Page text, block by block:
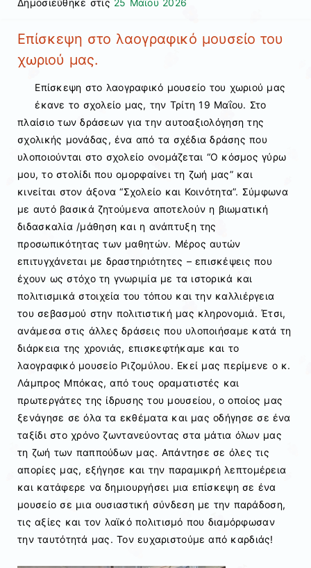
Επίσκεψη στο λαογραφικό μουσείο του
χωριού μας.
Επίσκεψη στο λαογραφικό μουσείο του χωριού μας
έκανε το σχολείο μας, την Τρίτη 19 Μαΐου. Στο
πλαίσιο των δράσεων για την αυτοαξιολόγηση της
σχολικής μονάδας, ένα από τα σχέδια δράσης που
υλοποιούνται στο σχολείο ονομάζεται “Ο κόσμος γύρω
μου, το στολίδι που ομορφαίνει τη ζωή μας” και
κινείται στον άξονα “Σχολείο και Κοινότητα”. Σύμφωνα
με αυτό βασικά ζητούμενα αποτελούν η βιωματική
διδασκαλία /μάθηση και η ανάπτυξη της
προσωπικότητας των μαθητών. Μέρος αυτών
επιτυγχάνεται με δραστηριότητες – επισκέψεις που
έχουν ως στόχο τη γνωριμία με τα ιστορικά και
πολιτισμικά στοιχεία του τόπου και την καλλιέργεια
του σεβασμού στην πολιτιστική μας κληρονομιά. Έτσι,
ανάμεσα στις άλλες δράσεις που υλοποιήσαμε κατά τη
διάρκεια της χρονιάς, επισκεφτήκαμε και το
λαογραφικό μουσείο Ριζομύλου. Εκεί μας περίμενε ο κ.
Λάμπρος Μπόκας, από τους οραματιστές και
πρωτεργάτες της ίδρυσης του μουσείου, ο οποίος μας
ξενάγησε σε όλα τα εκθέματα και μας οδήγησε σε ένα
ταξίδι στο χρόνο ζωντανεύοντας στα μάτια όλων μας
τη ζωή των παππούδων μας. Απάντησε σε όλες τις
απορίες μας, εξήγησε και την παραμικρή λεπτομέρεια
και κατάφερε να δημιουργήσει μια επίσκεψη σε ένα
μουσείο σε μια ουσιαστική σύνδεση με την παράδοση,
τις αξίες και τον λαϊκό πολιτισμό που διαμόρφωσαν
την ταυτότητά μας. Τον ευχαριστούμε από καρδιάς!